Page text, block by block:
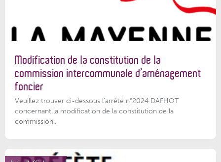
Modification de la constitution de la
commission intercommunale d’aménagement
foncier
Veuillez trouver ci-dessous l'arrêté n°2024 DAFHOT
concernant la modification de la constitution de la
commission...